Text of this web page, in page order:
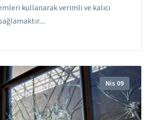
kullanarak verimli ve kalıcı
Nis 09